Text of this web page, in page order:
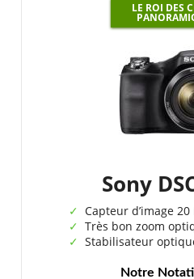
LE ROI DES
Sony
Capteur d’image 20
Très bon zoom
Stabilisateur
Notre